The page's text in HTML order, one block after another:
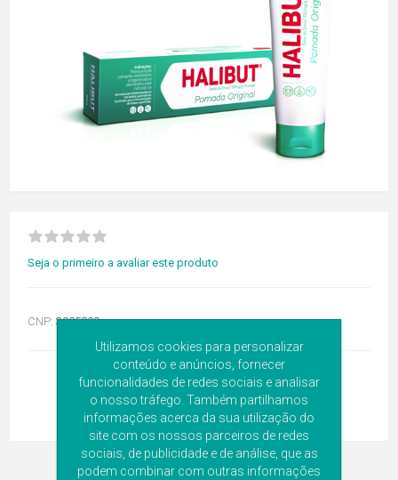
Seja o primeiro a avaliar este produto
CNP: 3925898
Utilizamos cookies para personalizar
conteúdo e anúncios, fornecer
funcionalidades de redes sociais e analisar
o nosso tráfego. Também partilhamos
informações acerca da sua utilização do
site com os nossos parceiros de redes
sociais, de publicidade e de análise, que as
podem combinar com outras informações